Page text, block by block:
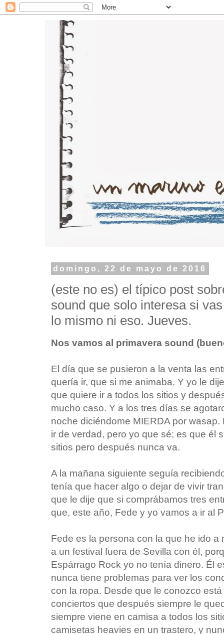
domingo, 22 de mayo de 2016
(este no es) el típico post
sound que solo interesa si
lo mismo ni eso. Jueves.
Nos vamos al primavera sound
El día que se pusieron a la venta las
quería ir, que si me animaba. Y yo le
que quiere ir a todos los sitios y
mucho caso. Y a los tres días se
noche diciéndome MIERDA por
ir de verdad, pero yo que sé; es que él
sitios pero después nunca va.
A la mañana siguiente seguía
tenía que hacer algo o dejar de vivir
que le dije que si comprábamos tres
que, este año, Fede y yo vamos a ir al
Fede es la persona con la que he ido
a un festival fuera de Sevilla con él,
Espárrago Rock yo no tenía dinero. Él
nunca tiene problemas para ver los
con la ropa. Desde que le conozco
conciertos que después siempre le
siempre viene en camisa a todos los
camisetas heavies en un trastero, y